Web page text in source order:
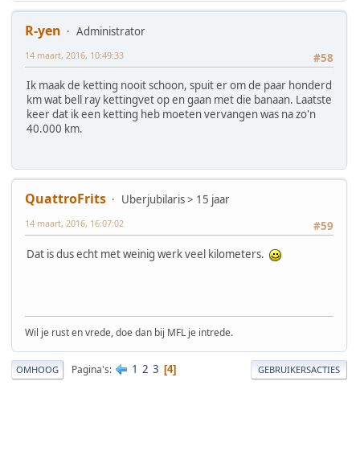
R-yen
Administrator
#58
14 maart, 2016, 10:49:33
Ik maak de ketting nooit schoon, spuit er om de paar honderd
km wat bell ray kettingvet op en gaan met die banaan. Laatste
keer dat ik een ketting heb moeten vervangen was na zo'n
40.000 km.
QuattroFrits
Uberjubilaris > 15 jaar
#59
14 maart, 2016, 16:07:02
Dat is dus echt met weinig werk veel kilometers.
Wil je rust en vrede, doe dan bij MFL je intrede.
OMHOOG Pagina's 1 2 3 4 GEBRUIKERSACTIES